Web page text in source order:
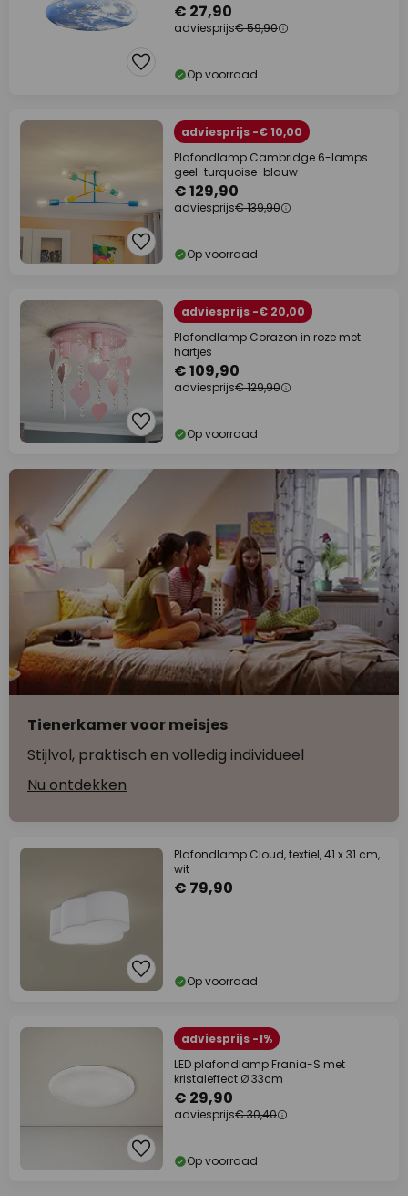
€ 27,90
adviesprijs€ 59,90
Op voorraad
adviesprijs -€ 10,00
Plafondlamp Cambridge 6-lamps
geel-turquoise-blauw
€ 129,90
adviesprijs€ 139,90
Op voorraad
adviesprijs -€ 20,00
Plafondlamp Corazon in roze met
hartjes
€ 109,90
adviesprijs€ 129,90
Op voorraad
Tienerkamer voor meisjes
Stijlvol, praktisch en volledig individueel
Nu ontdekken
Plafondlamp Cloud, textiel, 41 x 31 cm,
wit
€ 79,90
Op voorraad
adviesprijs -1%
LED plafondlamp Frania-S met
kristaleffect Ø 33cm
€ 29,90
adviesprijs€ 30,40
Op voorraad